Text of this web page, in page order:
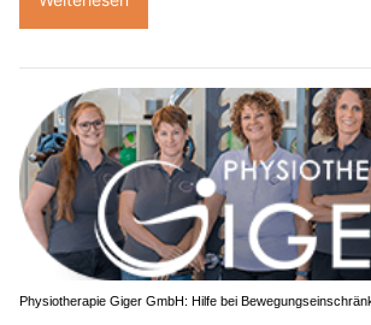
Physiotherapie Giger GmbH: Hilfe bei